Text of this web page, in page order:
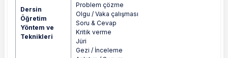
Dersin
Öğretim
Yöntem ve
Teknikleri
Problem çözme
Olgu / Vaka çalışması
Soru & Cevap
Kritik verme
Jüri
Gezi / İnceleme